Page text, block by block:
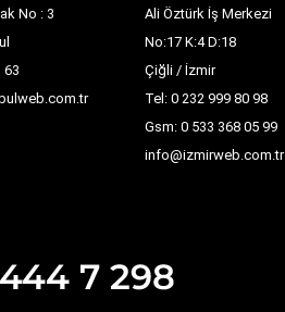
No : 3
63
Ali Öztürk İş Merkezi
No:17 K:4 D:18
Çiğli / İzmir
Tel: 0 232 999 80 98
Gsm: 0 533 368 05 99
info@izmirweb.com.tr